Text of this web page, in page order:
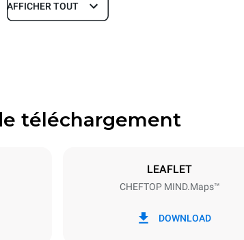
Profondeur
Taille de la plaque
240V
AFFICHER TOUT
téléchargement
LEAFLET
CHEFTOP MIND.Maps™
DOWNLOAD